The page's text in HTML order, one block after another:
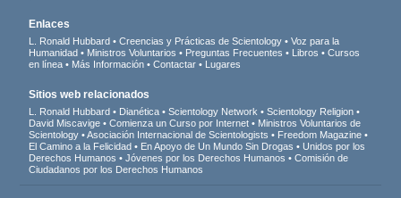
Enlaces
L. Ronald Hubbard Creencias y Prácticas de Scientology
Voz para la
Humanidad
Ministros Voluntarios Preguntas Frecuentes Libros
Cursos
en línea
Más Información Contactar Lugares
Sitios web relacionados
L. Ronald Hubbard Dianética Scientology Network
Scientology Religion
David Miscavige
Comienza un Curso por Internet
Ministros Voluntarios de
Scientology
Asociación Internacional de Scientologists
Freedom Magazine
El Camino a la Felicidad
En Apoyo de Un Mundo Sin Drogas
Unidos por los
Derechos Humanos
Jóvenes por los Derechos Humanos
Comisión de
Ciudadanos por los Derechos Humanos